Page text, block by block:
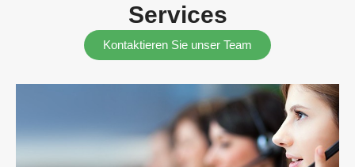
Services
Kontaktieren Sie unser Team